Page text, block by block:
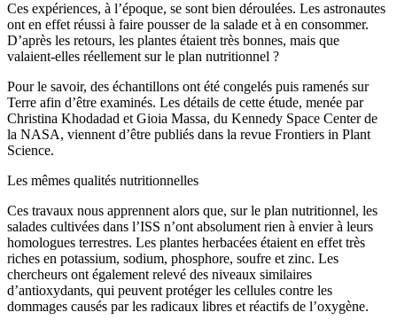
Ces expériences, à l’époque, se sont bien déroulées. Les astronautes
ont en effet réussi à faire pousser de la salade et à en consommer.
D’après les retours, les plantes étaient très bonnes, mais que
valaient-elles réellement sur le plan nutritionnel ?
Pour le savoir, des échantillons ont été congelés puis ramenés sur
Terre afin d’être examinés. Les détails de cette étude, menée par
Christina Khodadad et Gioia Massa, du Kennedy Space Center de
la NASA, viennent d’être publiés dans la revue Frontiers in Plant
Science.
Les mêmes qualités nutritionnelles
Ces travaux nous apprennent alors que, sur le plan nutritionnel, les
salades cultivées dans l’ISS n’ont absolument rien à envier à leurs
homologues terrestres. Les plantes herbacées étaient en effet très
riches en potassium, sodium, phosphore, soufre et zinc. Les
chercheurs ont également relevé des niveaux similaires
d’antioxydants, qui peuvent protéger les cellules contre les
dommages causés par les radicaux libres et réactifs de l’oxygène.